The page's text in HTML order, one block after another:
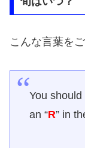
こんな言葉を
You
an “R” in